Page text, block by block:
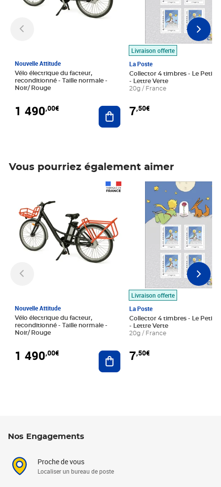
Nouvelle Attitude
Vélo électrique du facteur,
reconditionné - Taille normale -
Noir/ Rouge
1 490,00€ Ajouter au panier
Livraison offerte
La Poste
Collector 4 timbres - Le Petit
- Lettre Verte
20g / France
7,50€
Vous pourriez également aimer
Nouvelle Attitude
Vélo électrique du facteur,
reconditionné - Taille normale -
Noir/ Rouge
1 490,00€ Ajouter au panier
Livraison offerte
La Poste
Collector 4 timbres - Le Petit
- Lettre Verte
20g / France
7,50€
Prix 7,50€
Nos Engagements
Proche de vous
Localiser un bureau de poste